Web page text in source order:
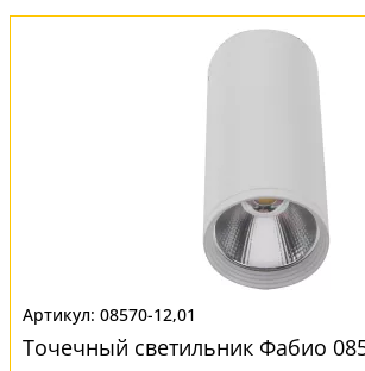
08570-12,01
Точечный светильник Фабио